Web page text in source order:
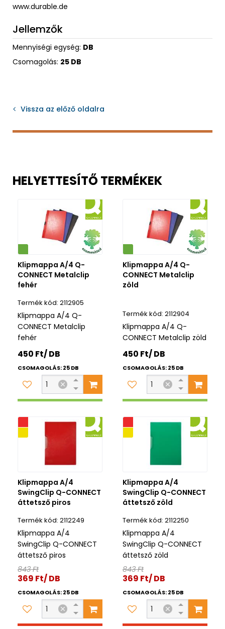
www.durable.de
Jellemzők
Mennyiségi egység: DB
Csomagolás: 25 DB
Vissza az előző oldalra
HELYETTESÍTŐ TERMÉKEK
Klipmappa A/4 Q-
CONNECT Metalclip
fehér
2112905
Klipmappa A/4 Q-
CONNECT Metalclip
fehér
450 Ft/ DB
CSOMAGOLÁS: 25 DB
Környezetbarát
Klipmappa A/4 Q-
CONNECT Metalclip
zöld
2112904
Klipmappa A/4 Q-
CONNECT Metalclip zöld
450 Ft/ DB
CSOMAGOLÁS: 25 DB
Klipmappa A/4
SwingClip Q-CONNECT
áttetsző piros
2112249
Klipmappa A/4
SwingClip Q-CONNECT
áttetsző piros
843 Ft
369 Ft/ DB
CSOMAGOLÁS: 25 DB
Akciós
Kifutó termék
Klipmappa A/4
SwingClip Q-CONNECT
áttetsző zöld
2112250
Klipmappa A/4
SwingClip Q-CONNECT
áttetsző zöld
843 Ft
369 Ft/ DB
CSOMAGOLÁS: 25 DB